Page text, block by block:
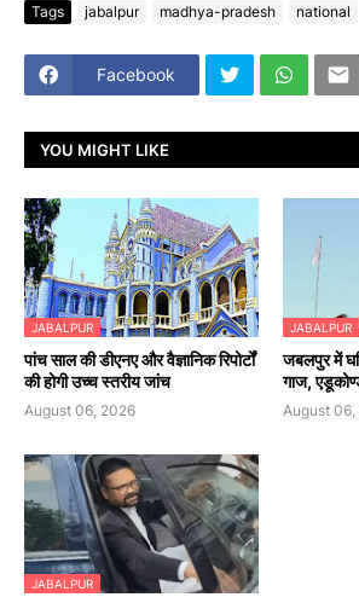
Tags jabalpur madhya-pradesh national
Facebook
YOU MIGHT LIKE
JABALPUR
पांच साल की डीएनए और वैज्ञानिक रिपोर्टों
की होगी उच्च स्तरीय जांच
August 06, 2026
JABALPUR
जबलपुर में
गाज,
August
JABALPUR